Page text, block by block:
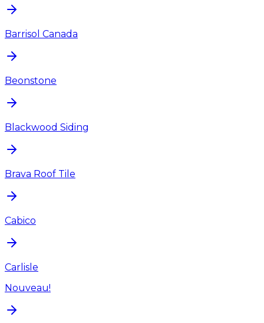
Barrisol Canada
Beonstone
Blackwood Siding
Brava Roof Tile
Cabico
Carlisle
Nouveau!